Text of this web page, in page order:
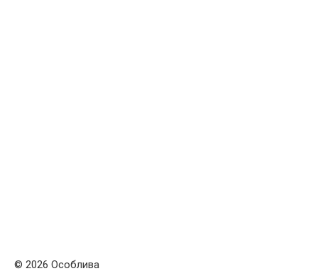
© 2026 Особлива